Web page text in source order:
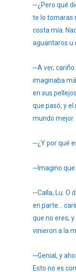
─¿Pero qué
te lo tomaras
costa mía.
aguantaros u
─A ver,
imaginaba
en sus
que pasó, y
mundo mejor.
─¿Y por qué
─Imagino que
─Calla, Lu. O
en parte…
que no eres,
vinieron a la
─Genial, y
Esto no es